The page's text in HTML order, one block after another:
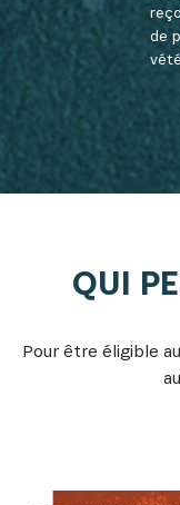
de
QUI
Pour être éligible